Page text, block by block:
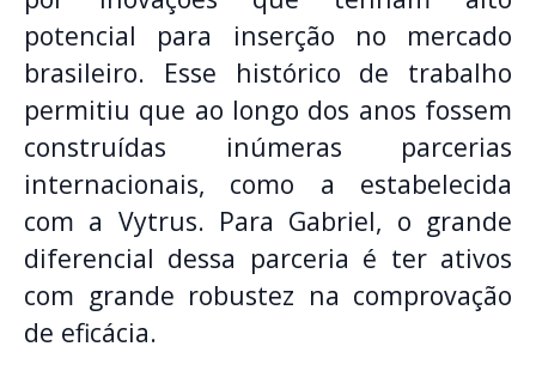
potencial para inserção no mercado
brasileiro. Esse histórico de trabalho
permitiu que ao longo dos anos fossem
construídas inúmeras parcerias
internacionais, como a estabelecida
com a Vytrus. Para Gabriel, o grande
diferencial dessa parceria é ter ativos
com grande robustez na comprovação
de eficácia.